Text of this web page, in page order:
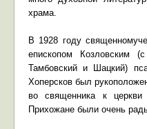
храма.
В 1928 году
епископом Козловским
Тамбовский и Шацкий)
Хоперсков был
во священника к
Прихожане были очень